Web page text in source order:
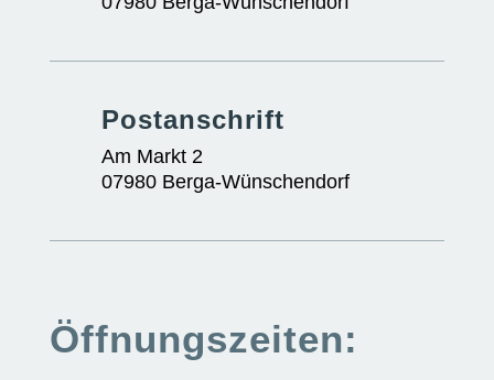
Postanschrift
Am Markt 2
07980 Berga-Wünschendorf
Öffnungszeiten: